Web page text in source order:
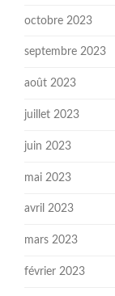
octobre 2023
septembre 2023
août 2023
juillet 2023
juin 2023
mai 2023
avril 2023
mars 2023
février 2023